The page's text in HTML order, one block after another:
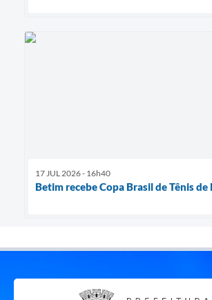
17 JUL 2026 - 16h40
Betim recebe Copa Brasil de Tênis de